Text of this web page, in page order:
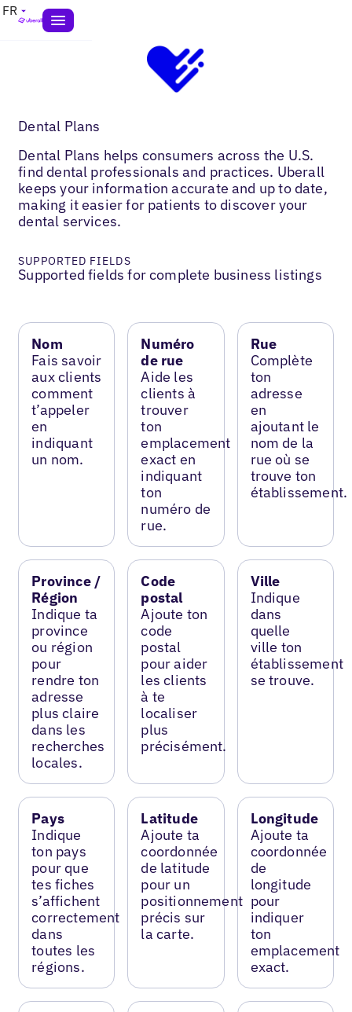
FR
Dental Plans
Dental Plans helps consumers across the U.S.
find dental professionals and practices. Uberall
keeps your information accurate and up to date,
making it easier for patients to discover your
dental services.
SUPPORTED FIELDS
Supported fields for complete business listings
Nom
Fais savoir
aux clients
comment
t’appeler
en
indiquant
un nom.
Numéro
de rue
Aide les
clients à
trouver
ton
emplacement
exact en
indiquant
ton
numéro de
rue.
Rue
Complète
ton
adresse
en
ajoutant le
nom de la
rue où se
trouve ton
établissement.
Province /
Région
Indique ta
province
ou région
pour
rendre ton
adresse
plus claire
dans les
recherches
locales.
Code
postal
Ajoute ton
code
postal
pour aider
les clients
à te
localiser
plus
précisément.
Ville
Indique
dans
quelle
ville ton
établissement
se trouve.
Pays
Indique
ton pays
pour que
tes fiches
s’affichent
correctement
dans
toutes les
régions.
Latitude
Ajoute ta
coordonnée
de latitude
pour un
positionnement
précis sur
la carte.
Longitude
Ajoute ta
coordonnée
de
longitude
pour
indiquer
ton
emplacement
exact.